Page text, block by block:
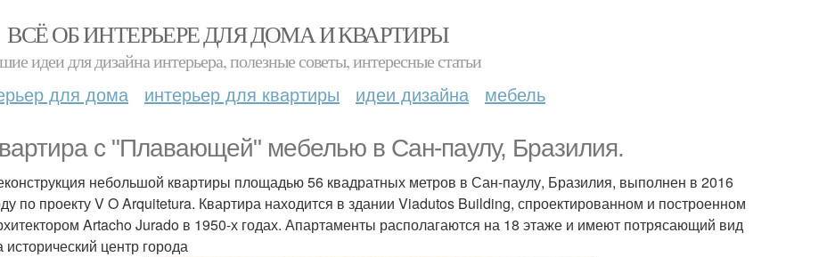
ВСЁ ОБ ИНТЕРЬЕРЕ ДЛЯ ДОМА И КВАРТИРЫ
идеи для дизайна интерьера, полезные советы, интересные статьи
для дома интерьер для квартиры идеи дизайна мебель
с "Плавающей" мебелью в Сан-паулу, Бразилия.
небольшой квартиры площадью 56 квадратных метров в Сан-паулу, Бразилия, выполнен в 2016
по проекту V O Arquitetura. Квартира находится в здании Viadutos Building, спроектированном и построенном
Artacho Jurado в 1950-х годах. Апартаменты располагаются на 18 этаже и имеют потрясающий вид
исторический центр города